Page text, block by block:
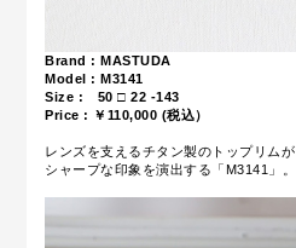
Brand : MASTUDA
Model : M3141
Size : 50 □ 22 -143
Price : ￥110,000 (税込）
レンズを支えるチタン製のトップリムが
シャープな印象を演出する「M3141」。